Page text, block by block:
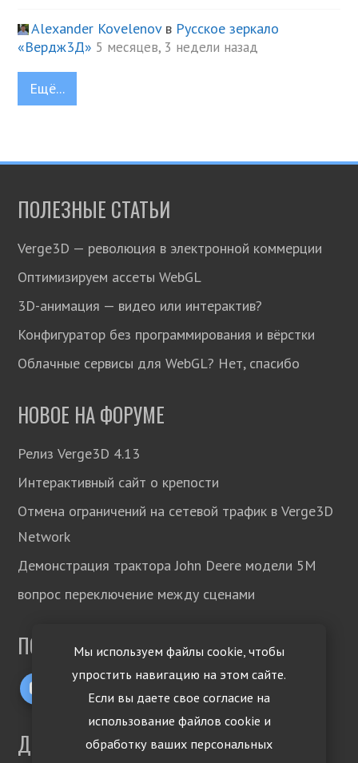
Мы используем файлы cookie, чтобы
упростить навигацию на этом сайте.
Если вы даете свое согласие на
использование файлов cookie и
обработку ваших персональных
Alexander Kovelenovв Русское зеркало
«Вердж3Д» 5 месяцев, 3 недели назад
Ещё...
ПОЛЕЗНЫЕ СТАТЬИ
Verge3D — революция в электронной коммерции
Оптимизируем ассеты WebGL
3D-анимация — видео или интерактив?
Конфигуратор без программирования и вёрстки
Облачные сервисы для WebGL? Нет, спасибо
НОВОЕ НА ФОРУМЕ
Релиз Verge3D 4.13
Интерактивный сайт о крепости
Отмена ограничений на сетевой трафик в Verge3D
Network
Демонстрация трактора John Deere модели 5М
вопрос переключение между сценами
ПОДПИСЫВАЙТЕСЬ!
ДРУГИЕ ЯЗЫКИ